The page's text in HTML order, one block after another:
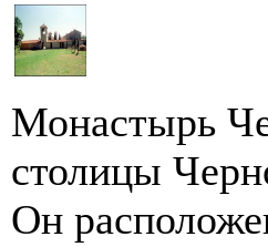
Монастырь
столицы
Он